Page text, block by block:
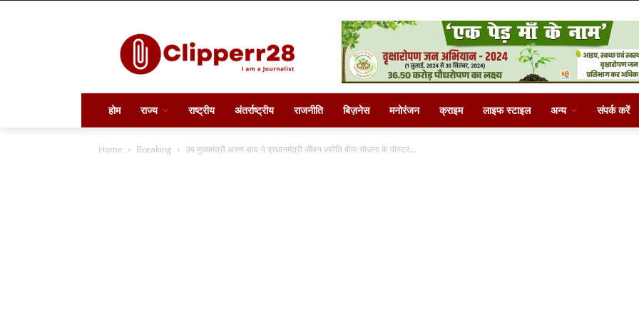
होम राज्य राष्ट्रीय अंतर्राष्ट्रीय राजनीति बिज़नेस मनोरंजन क्राइम लाइफ स्टाइल अन्य संपर्क करें
Home Breaking उप मुख्यमंत्री अरुण साव ने प्रधानमंत्री जीवन ज्योति बीमा योजना के पोस्टर...